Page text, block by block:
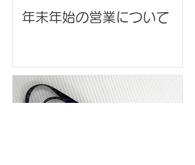
年末年始の営業について